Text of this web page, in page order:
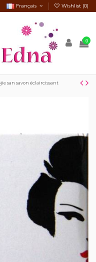
Français Wishlist (0)
0
san savon éclaircissant